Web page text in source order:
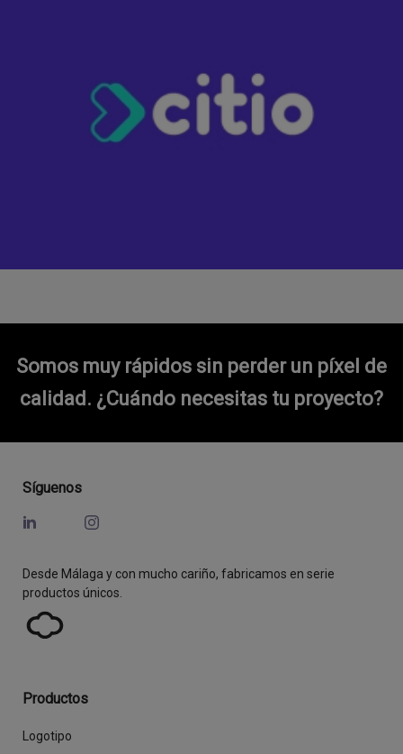
Somos muy rápidos sin perder un píxel de
calidad. ¿Cuándo necesitas tu proyecto?
Síguenos
Desde Málaga y con mucho cariño, fabricamos en serie
productos únicos.
Productos
Logotipo